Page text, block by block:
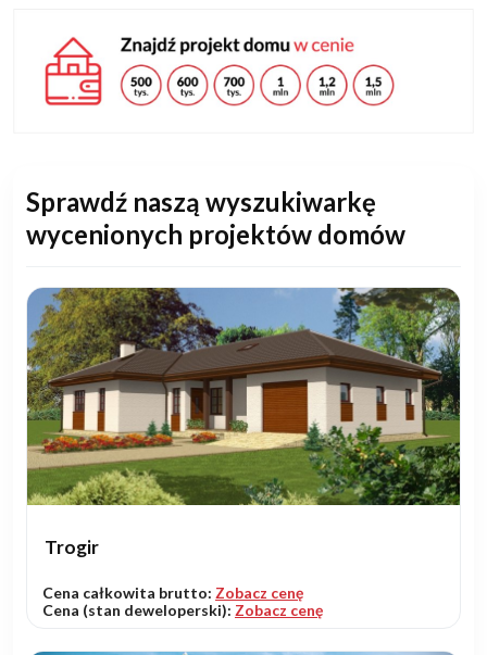
Sprawdź naszą wyszukiwarkę
wycenionych projektów domów
Trogir
Cena całkowita brutto: Zobacz cenę
Cena (stan deweloperski): Zobacz cenę